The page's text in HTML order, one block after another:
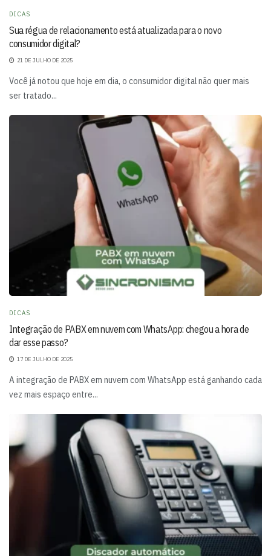
DICAS
Sua régua de relacionamento está atualizada para o novo
consumidor digital?
21 DE JULHO DE 2025
Você já notou que hoje em dia, o consumidor digital não quer mais
ser tratado...
DICAS
Integração de PABX em nuvem com WhatsApp: chegou a hora de
dar esse passo?
17 DE JULHO DE 2025
A integração de PABX em nuvem com WhatsApp está ganhando cada
vez mais espaço entre...